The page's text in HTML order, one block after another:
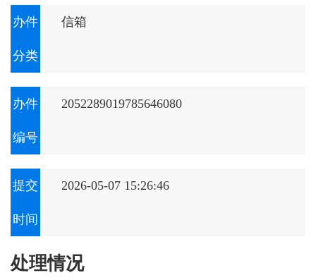
办件
分类
信箱
办件
编号
2052289019785646080
提交
时间
2026-05-07 15:26:46
处理情况